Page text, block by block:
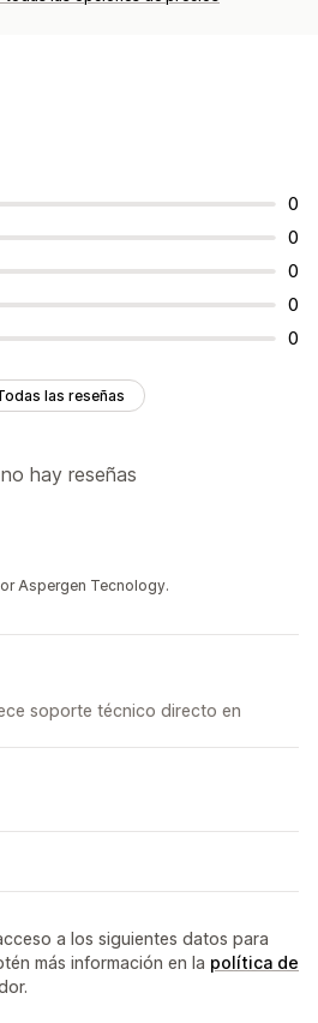
0
0
0
0
0
las reseñas
hay reseñas
Aspergen Tecnology.
soporte técnico directo en
a los siguientes datos para
más información en la política de